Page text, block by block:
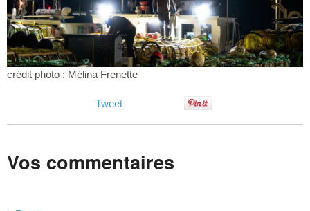
crédit photo : Mélina Frenette
Tweet
Vos commentaires